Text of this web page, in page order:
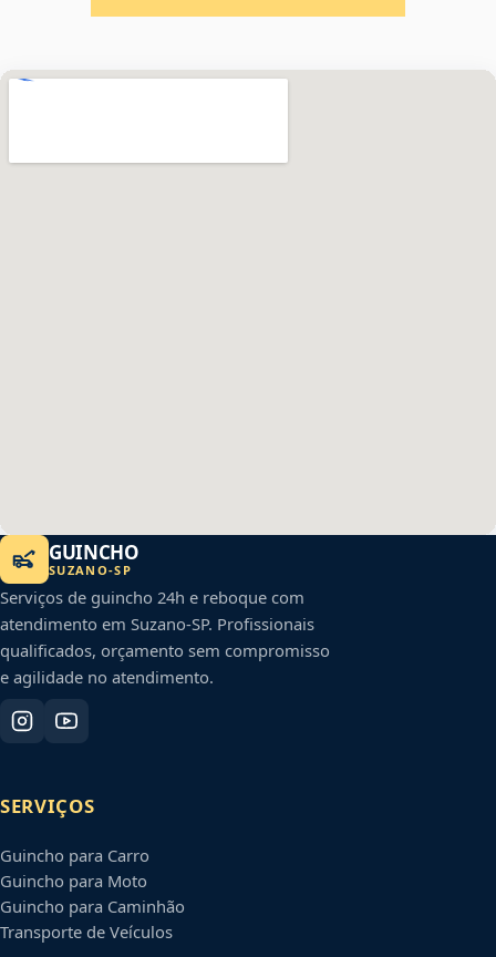
GUINCHO
SUZANO-SP
Serviços de guincho 24h e reboque com
atendimento em Suzano-SP. Profissionais
qualificados, orçamento sem compromisso
e agilidade no atendimento.
SERVIÇOS
Guincho para Carro
Guincho para Moto
Guincho para Caminhão
Transporte de Veículos